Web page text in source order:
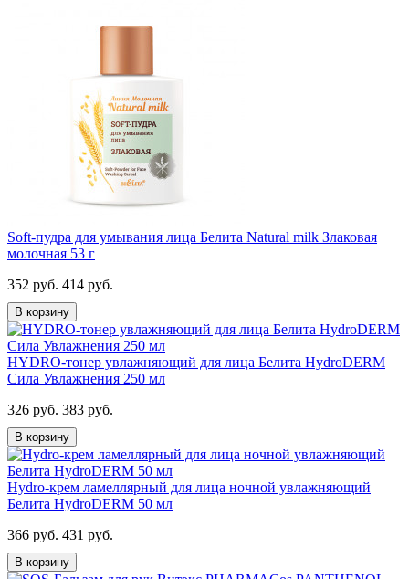
Soft-пудра для умывания лица Белита Natural milk Злаковая
молочная 53 г
352 руб. 414 руб.
В корзину
HYDRO-тонер увлажняющий для лица Белита HydroDERM
Сила Увлажнения 250 мл
326 руб. 383 руб.
В корзину
Hydro-крем ламеллярный для лица ночной увлажняющий
Белита HydroDERM 50 мл
366 руб. 431 руб.
В корзину